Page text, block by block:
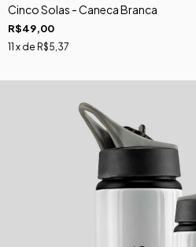
Cinco Solas - Caneca Branca
R$49,00
11 x de R$5,37